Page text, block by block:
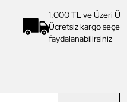
1.000 TL ve Üzeri
Ücretsiz kargo
faydalanabilirsiniz